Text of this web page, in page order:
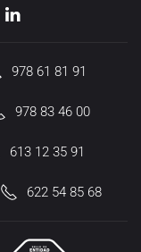
978 61 81 91
978 83 46 00
613 12 35 91
622 54 85 68